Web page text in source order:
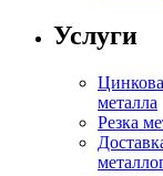
Услуги
металла
Резка